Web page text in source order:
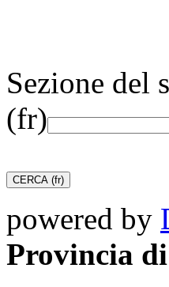
Sezione del
(fr)
powered by
Provincia